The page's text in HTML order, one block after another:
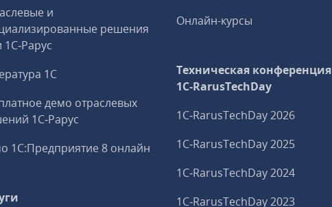
и
решения
1С‑Рарус
1С
демо отраслевых
1С‑Рарус
1С:Предприятие 8 онлайн
Онлайн-курсы
Техническая конференция
1C‑RarusTechDay
1C‑RarusTechDay 2026
1C‑RarusTechDay 2025
1C‑RarusTechDay 2024
1C‑RarusTechDay 2023